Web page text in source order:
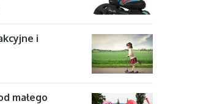
i
małego